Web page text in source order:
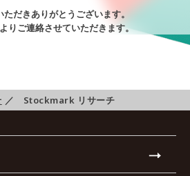
だきありがとうございます。
りご連絡させていただきます。
／ Stockmark リサーチ